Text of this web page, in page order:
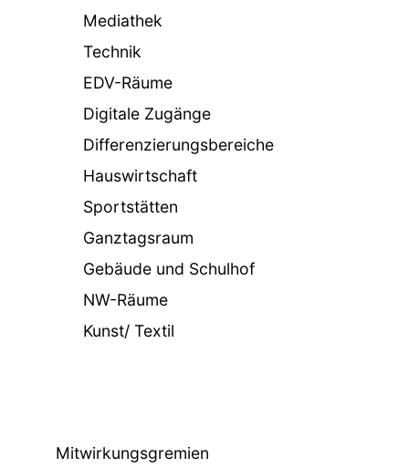
Mediathek
Technik
EDV-Räume
Digitale Zugänge
Differenzierungsbereiche
Hauswirtschaft
Sportstätten
Ganztagsraum
Gebäude und Schulhof
NW-Räume
Kunst/ Textil
Mitwirkungsgremien